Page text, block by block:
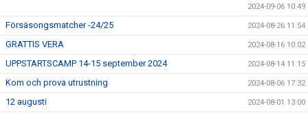
2024-09-06 10:49
Försäsongsmatcher -24/25 2024-08-26 11:54
GRATTIS VERA 2024-08-16 10:02
UPPSTARTSCAMP 14-15 september 2024 2024-08-14 11:15
Kom och prova utrustning 2024-08-06 17:32
12 augusti 2024-08-01 13:00